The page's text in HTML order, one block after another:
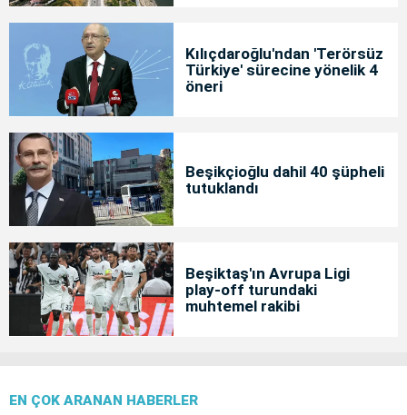
Kılıçdaroğlu'ndan 'Terörsüz
Türkiye' sürecine yönelik 4
öneri
Beşikçioğlu dahil 40 şüpheli
tutuklandı
Beşiktaş'ın Avrupa Ligi
play-off turundaki
muhtemel rakibi
EN ÇOK ARANAN HABERLER